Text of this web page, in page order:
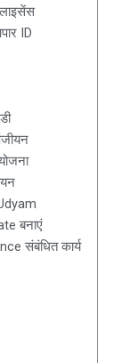
लाइसेंस
ID
बनाएं
संबंधित कार्य